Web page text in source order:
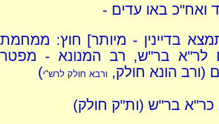
ואח"כ באו עדים -
בדיינין - מיותר] חוץ: ממחמת
לר"א בר"ש, רב המנונא - מפטר
(ורב הונא חולק,ורבא חולק לרש"י)
כר"א בר"ש (ות"ק חולק)